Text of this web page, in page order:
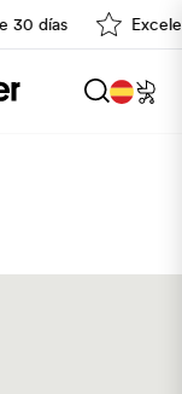
días